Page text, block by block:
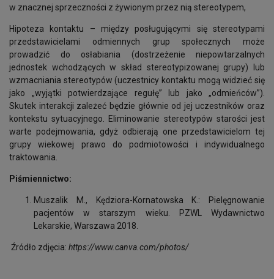
w znacznej sprzeczności z żywionym przez nią stereotypem,
Hipoteza kontaktu – między posługującymi się stereotypami
przedstawicielami odmiennych grup społecznych może
prowadzić do osłabiania (dostrzeżenie niepowtarzalnych
jednostek wchodzących w skład stereotypizowanej grupy) lub
wzmacniania stereotypów (uczestnicy kontaktu mogą widzieć się
jako „wyjątki potwierdzające regułę” lub jako „odmieńców”).
Skutek interakcji zależeć będzie głównie od jej uczestników oraz
kontekstu sytuacyjnego. Eliminowanie stereotypów starości jest
warte podejmowania, gdyż odbierają one przedstawicielom tej
grupy wiekowej prawo do podmiotowości i indywidualnego
traktowania.
Piśmiennictwo:
Muszalik M., Kędziora-Kornatowska K.: Pielęgnowanie
pacjentów w starszym wieku. PZWL Wydawnictwo
Lekarskie, Warszawa 2018.
Źródło zdjęcia: https://www.canva.com/photos/